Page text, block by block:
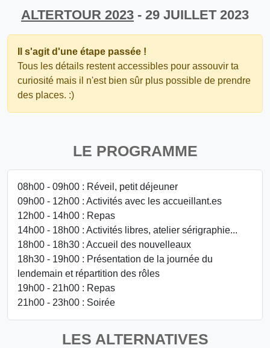
ALTERTOUR 2023 - 29 JUILLET 2023
Il s'agit d'une étape passée !
Tous les détails restent accessibles pour assouvir ta
curiosité mais il n'est bien sûr plus possible de prendre
des places. :)
LE PROGRAMME
08h00 - 09h00 : Réveil, petit déjeuner
09h00 - 12h00 : Activités avec les accueillant.es
12h00 - 14h00 : Repas
14h00 - 18h00 : Activités libres, atelier sérigraphie...
18h00 - 18h30 : Accueil des nouvelleaux
18h30 - 19h00 : Présentation de la journée du
lendemain et répartition des rôles
19h00 - 21h00 : Repas
21h00 - 23h00 : Soirée
LES ALTERNATIVES